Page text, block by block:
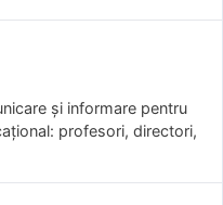
și informare pentru
profesori, directori,